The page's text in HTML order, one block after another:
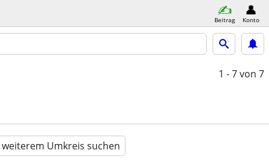
Beitrag Konto
1 - 7von 7
Umkreis suchen